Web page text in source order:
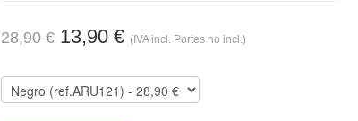
28,90 €13,90 €(IVA incl. Portes no incl.)